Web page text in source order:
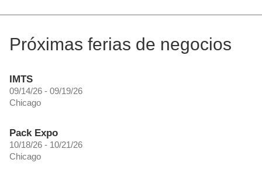
Próximas ferias de negocios
IMTS
09/14/26 - 09/19/26
Chicago
Pack Expo
10/18/26 - 10/21/26
Chicago